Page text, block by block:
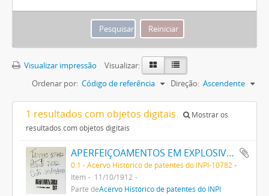
Visualizar impressão
Visualizar:
Ordenar por: Código de referência Direção: Ascendente
1 resultados com objetos digitais
Mostrar os
resultados com objetos digitais
APERFEIÇOAMENTOS EM EXPLOSIVOS
0.1 - Acervo Histórico de patentes do INPI-10782
Item
11/10/1912
Parte deAcervo Histórico de patentes do INPI